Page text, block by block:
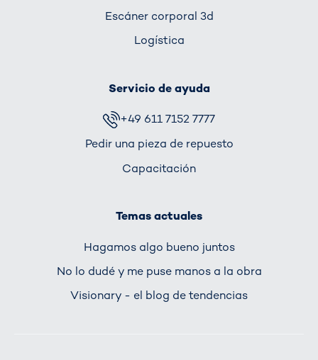
Escáner corporal 3d
Logística
Servicio de ayuda
+49 611 7152 7777
Pedir una pieza de repuesto
Capacitación
Temas actuales
Hagamos algo bueno juntos
No lo dudé y me puse manos a la obra
Visionary - el blog de tendencias